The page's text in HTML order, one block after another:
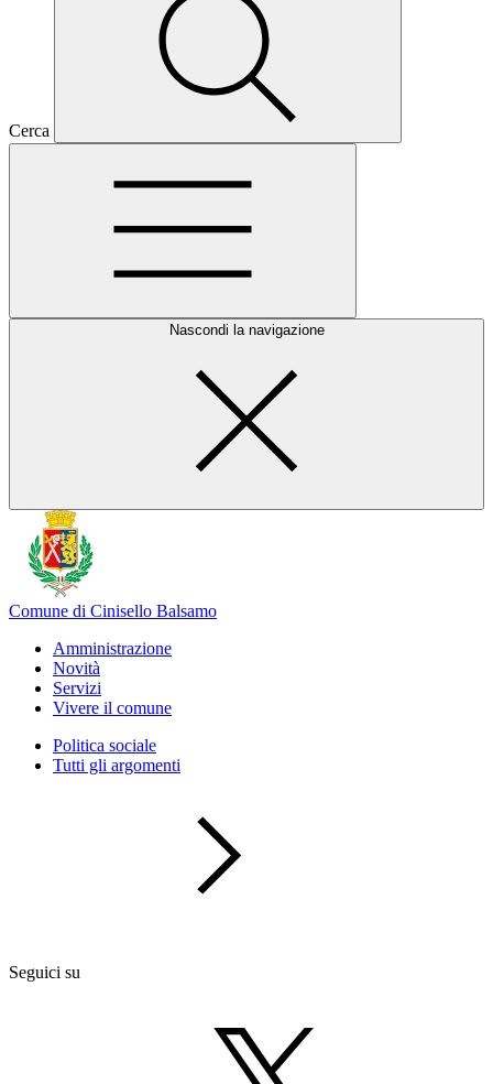
Cerca
Nascondi la navigazione
Comune di Cinisello Balsamo
Amministrazione
Novità
Servizi
Vivere il comune
Politica sociale
Tutti gli argomenti
Seguici su